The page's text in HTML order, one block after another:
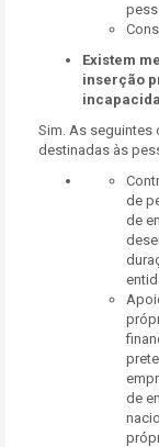
Existem
inserção
Sim. As seguintes
destinadas às
de
de
de